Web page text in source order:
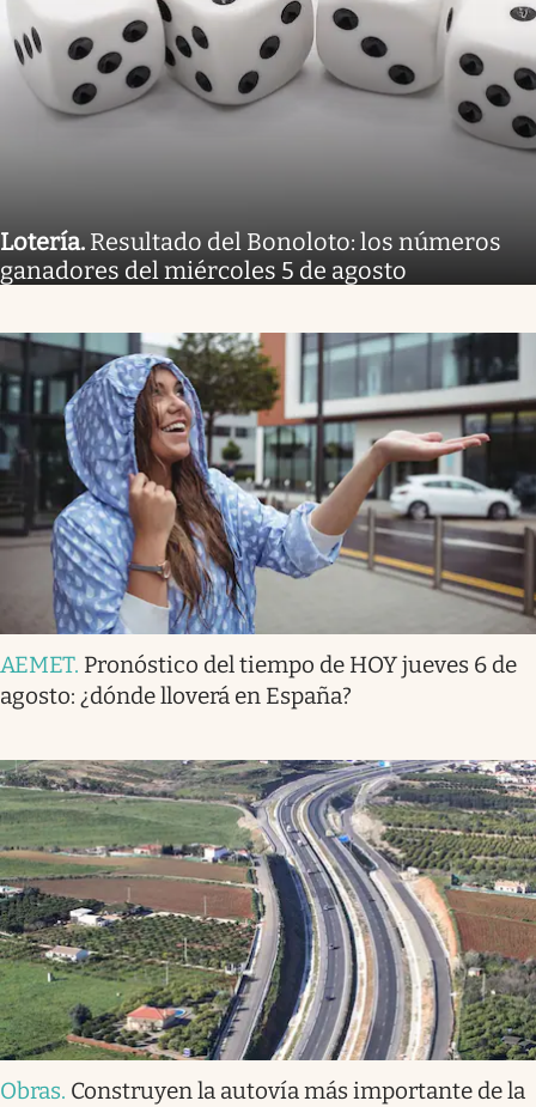
Lotería. Resultado del Bonoloto: los números
ganadores del miércoles 5 de agosto
AEMET. Pronóstico del tiempo de HOY jueves 6 de
agosto: ¿dónde lloverá en España?
Obras. Construyen la autovía más importante de la